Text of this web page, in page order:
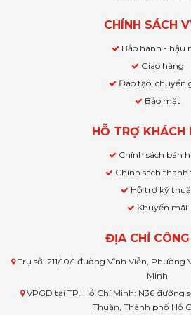
CHÍNH SÁCH
Bảo hành - hậu
Giao hàng
Đào tạo, chuyển
Bảo mật
HỖ TRỢ KHÁCH
Chính sách bán
Chính sách thanh
Hỗ trợ kỹ
Khuyến mãi
ĐỊA CHỈ
Trụ sở: 211/10/1 đường Vĩnh Viễn, Phường
Minh
VPGD tại TP. Hồ Chí Minh: N36 đường
Thuận, Thành phố Hồ